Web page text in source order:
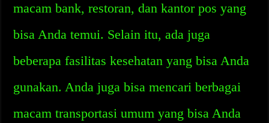
macam bank, restoran, dan kantor pos yang
bisa Anda temui. Selain itu, ada juga
beberapa fasilitas kesehatan yang bisa Anda
gunakan. Anda juga bisa mencari berbagai
macam transportasi umum yang bisa Anda